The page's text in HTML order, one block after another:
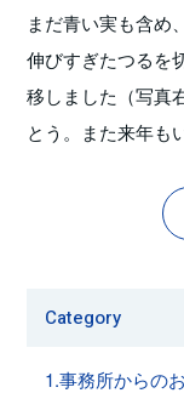
まだ青い実も含め
伸びすぎたつるを
移しました（写真
とう。また来年も
Category
1.事務所からの